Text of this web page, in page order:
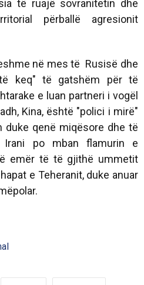
të ruajë sovranitetin dhe
përballë agresionit
në mes të Rusisë dhe
keq" të gatshëm për të
e luan partneri i vogël
Kina, është "polici i mirë"
duke qenë miqësore dhe të
Irani po mban flamurin e
emër të të gjithë ummetit
e Teheranit, duke anuar